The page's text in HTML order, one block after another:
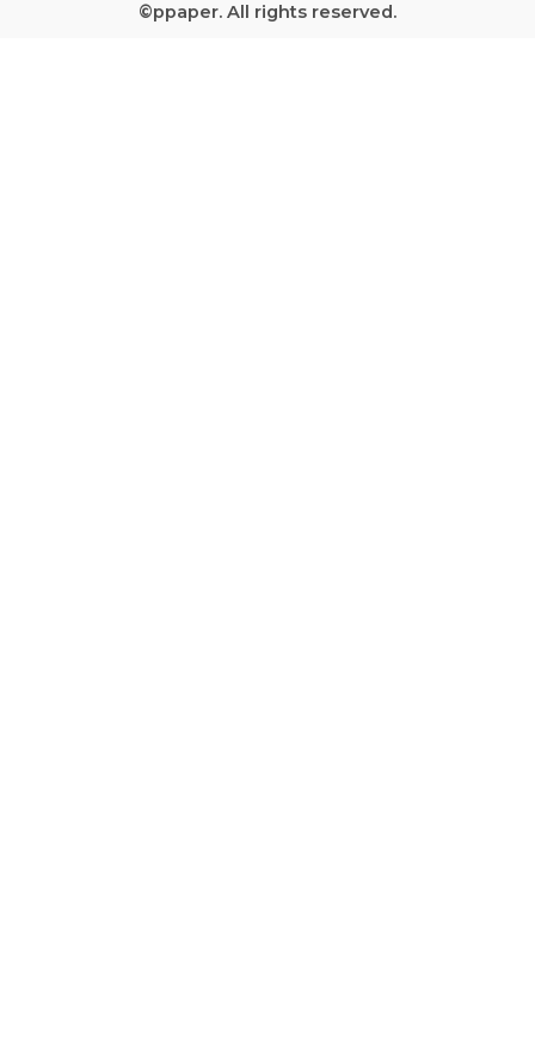
©ppaper. All rights reserved.